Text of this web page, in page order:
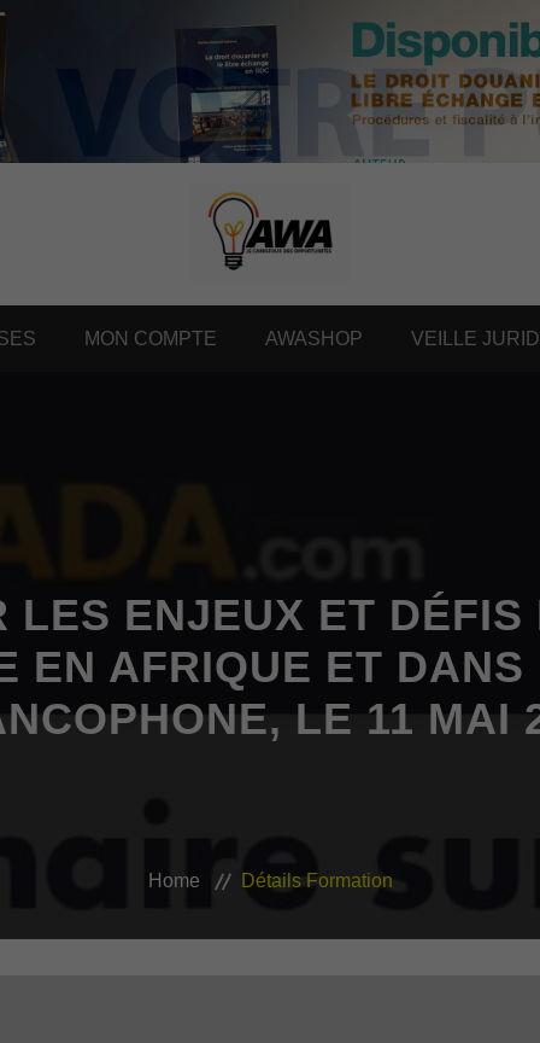
MON COMPTE AWASHOP VEILLE
LES ENJEUX ET
EN AFRIQUE ET
LE 11 MAI
Home Détails Formation